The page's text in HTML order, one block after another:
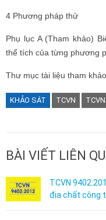
4 Phương pháp thử
Phụ lục A (Tham khảo)
thể tích của từng phương
Thư mục tài liệu tham khảo
KHẢO SÁT TCVN
BÀI VIẾT LIÊN
TCVN
địa chất công